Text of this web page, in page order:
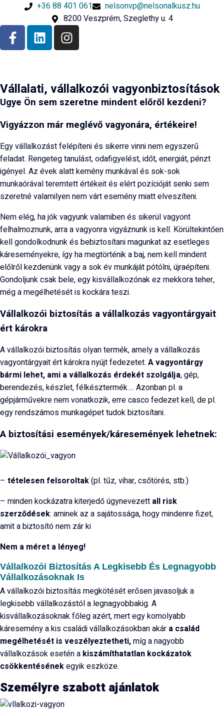
+36 88 401 061
nelsonvp@nelsonalkusz.hu
8200 Veszprém, Szeglethy u. 4
Vállalati, vállalkozói vagyonbiztosítások
Ugye Ön sem szeretne mindent előről kezdeni?
Vigyázzon már meglévő vagyonára, értékeire!
Egy vállalkozást felépíteni és sikerre vinni nem egyszerű
feladat. Rengeteg tanulást, odafigyelést, időt, energiát, pénzt
igényel. Az évek alatt kemény munkával és sok-sok
munkaórával teremtett értékeit és elért pozícióját senki sem
szeretné valamilyen nem várt esemény miatt elveszíteni.
Nem elég, ha jók vagyunk valamiben és sikerül vagyont
felhalmoznunk, arra a vagyonra vigyáznunk is kell. Körültekintően
kell gondolkodnunk és bebiztosítani magunkat az esetleges
káreseményekre, így ha megtörténik a baj, nem kell mindent
előlről kezdenünk vagy a sok év munkáját pótólni, újraépíteni.
Gondoljunk csak bele, egy kisvállalkozónak ez mekkora teher,
még a megélhetését is kockára teszi.
Vállalkozói biztosítás a vállalkozás vagyontárgyait
ért károkra
A vállalkozói biztosítás olyan termék, amely a vállalkozás
vagyontárgyait ért károkra nyújt fedezetet. A vagyontárgy
bármi lehet, ami a vállalkozás érdekét szolgálja, gép,
berendezés, készlet, félkésztermék…. Azonban pl. a
gépjárművekre nem vonatkozik, erre casco fedezet kell, de pl.
egy rendszámos munkagépet tudok biztosítani.
A biztosítási események/káresemények lehetnek:
– tételesen felsoroltak(pl. tűz, vihar, csőtörés, stb.)
– minden kockázatra kiterjedő úgynevezett all risk
szerződések: aminek az a sajátossága, hogy mindenre fizet,
amit a biztosító nem zár ki
Nem a méret a lényeg!
Vállalkozói Biztosítás A Legkisebb És Legnagyobb
Vállalkozásoknak Is
A vállalkozói biztosítás megkötését erősen javasoljuk a
legkisebb vállalkozástól a legnagyobbakig. A
kisvállalkozásoknak főleg azért, mert egy komolyabb
káresemény a kis családi vállalkozásokban akár a család
megélhetését is veszélyeztetheti,míg a nagyobb
vállalkozások esetén a kiszámíthatatlan kockázatok
csökkentésénekegyik eszköze.
Személyre szabott ajánlatok